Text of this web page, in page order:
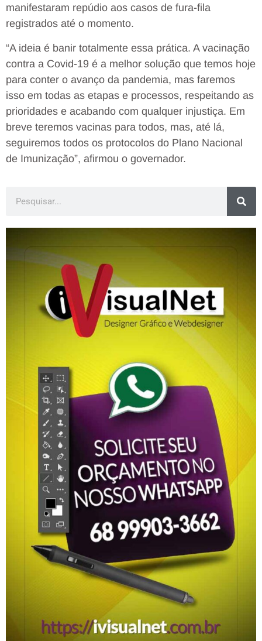
manifestaram repúdio aos casos de fura-fila
registrados até o momento.
“A ideia é banir totalmente essa prática. A vacinação
contra a Covid-19 é a melhor solução que temos hoje
para conter o avanço da pandemia, mas faremos
isso em todas as etapas e processos, respeitando as
prioridades e acabando com qualquer injustiça. Em
breve teremos vacinas para todos, mas, até lá,
seguiremos todos os protocolos do Plano Nacional
de Imunização”, afirmou o governador.